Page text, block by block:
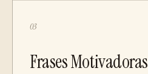
03
Frases Motivadoras